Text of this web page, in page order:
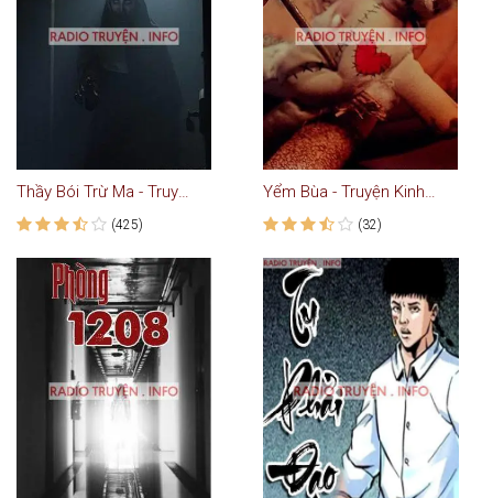
Thầy Bói Trừ Ma - Truyện Ma
(425)
Yểm Bùa - Truyện Kinh Dị
(32)